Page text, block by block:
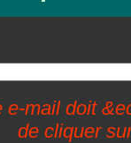
mail doit
de cliquer